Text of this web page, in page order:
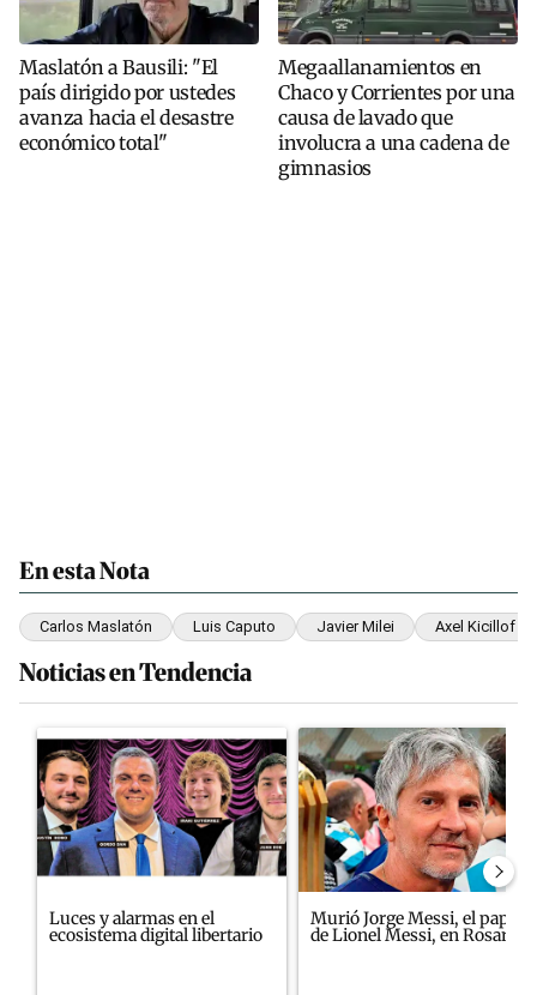
Maslatón a Bausili: "El
país dirigido por ustedes
avanza hacia el desastre
económico total"
Megaallanamientos en
Chaco y Corrientes por una
causa de lavado que
involucra a una cadena de
gimnasios
En esta Nota
Carlos Maslatón Luis Caputo Javier Milei Axel Kicillof
Noticias en Tendencia
Este listado muestra los artículos con más comentarios en los
Un artículo de tendencia con el título "Luces y alarmas en el
Luces y alarmas en el
ecosistema digital libertario
Un artículo de tendencia con
Murió Jorge Messi, el papá
de Lionel Messi, en Rosario